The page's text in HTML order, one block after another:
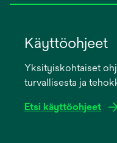
Käyttöohjeet
Yksityiskohtaiset
turvallisesta ja
Etsi käyttöohjeet